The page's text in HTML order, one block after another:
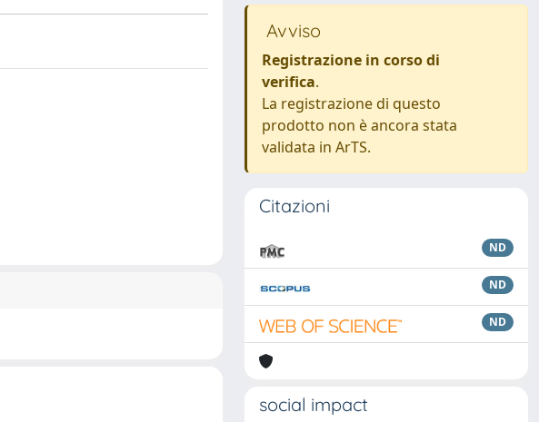
Avviso
Registrazione in corso di
verifica.
La registrazione di questo
prodotto non è ancora stata
validata in ArTS.
Citazioni
ND
ND
ND
social impact